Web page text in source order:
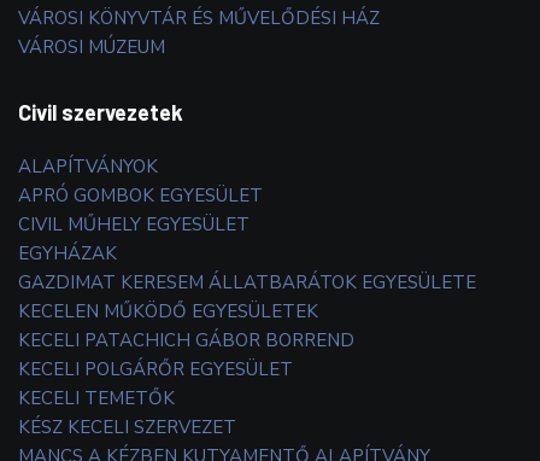
VÁROSI KÖNYVTÁR ÉS MŰVELŐDÉSI HÁZ
VÁROSI MÚZEUM
Civil szervezetek
ALAPÍTVÁNYOK
APRÓ GOMBOK EGYESÜLET
CIVIL MŰHELY EGYESÜLET
EGYHÁZAK
GAZDIMAT KERESEM ÁLLATBARÁTOK EGYESÜLETE
KECELEN MŰKÖDŐ EGYESÜLETEK
KECELI PATACHICH GÁBOR BORREND
KECELI POLGÁRŐR EGYESÜLET
KECELI TEMETŐK
KÉSZ KECELI SZERVEZET
MANCS A KÉZBEN KUTYAMENTŐ ALAPÍTVÁNY